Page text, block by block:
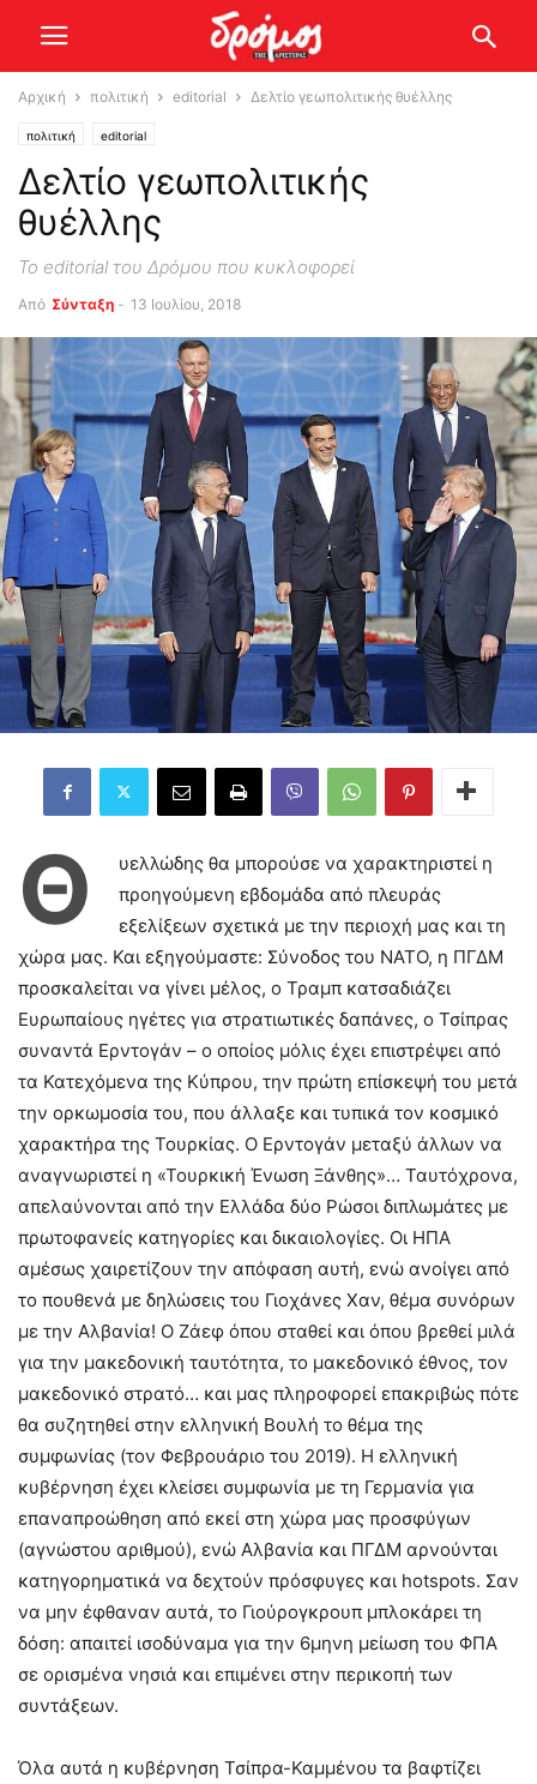
Αρχική πολιτική editorial Δελτίο γεωπολιτικής θυέλλης
πολιτική editorial
Δελτίο γεωπολιτικής
θυέλλης
Το editorial του Δρόμου που κυκλοφορεί
Από Σύνταξη - 13 Ιουλίου, 2018
Θ
υελλώδης θα μπορούσε να χαρακτηριστεί η
προηγούμενη εβδομάδα από πλευράς
εξελίξεων σχετικά με την περιοχή μας και τη
χώρα μας. Και εξηγούμαστε: Σύνοδος του ΝΑΤΟ, η ΠΓΔΜ
προσκαλείται να γίνει μέλος, ο Τραμπ κατσαδιάζει
Ευρωπαίους ηγέτες για στρατιωτικές δαπάνες, ο Τσίπρας
συναντά Ερντογάν – ο οποίος μόλις έχει επιστρέψει από
τα Κατεχόμενα της Κύπρου, την πρώτη επίσκεψή του μετά
την ορκωμοσία του, που άλλαξε και τυπικά τον κοσμικό
χαρακτήρα της Τουρκίας. Ο Ερντογάν μεταξύ άλλων να
αναγνωριστεί η «Τουρκική Ένωση Ξάνθης»… Ταυτόχρονα,
απελαύνονται από την Ελλάδα δύο Ρώσοι διπλωμάτες με
πρωτοφανείς κατηγορίες και δικαιολογίες. Οι ΗΠΑ
αμέσως χαιρετίζουν την απόφαση αυτή, ενώ ανοίγει από
το πουθενά με δηλώσεις του Γιοχάνες Χαν, θέμα συνόρων
με την Αλβανία! Ο Ζάεφ όπου σταθεί και όπου βρεθεί μιλά
για την μακεδονική ταυτότητα, το μακεδονικό έθνος, τον
μακεδονικό στρατό… και μας πληροφορεί επακριβώς πότε
θα συζητηθεί στην ελληνική Βουλή το θέμα της
συμφωνίας (τον Φεβρουάριο του 2019). Η ελληνική
κυβέρνηση έχει κλείσει συμφωνία με τη Γερμανία για
επαναπροώθηση από εκεί στη χώρα μας προσφύγων
(αγνώστου αριθμού), ενώ Αλβανία και ΠΓΔΜ αρνούνται
κατηγορηματικά να δεχτούν πρόσφυγες και hotspots. Σαν
να μην έφθαναν αυτά, το Γιούρογκρουπ μπλοκάρει τη
δόση: απαιτεί ισοδύναμα για την 6μηνη μείωση του ΦΠΑ
σε ορισμένα νησιά και επιμένει στην περικοπή των
συντάξεων.
Όλα αυτά η κυβέρνηση Τσίπρα-Καμμένου τα βαφτίζει